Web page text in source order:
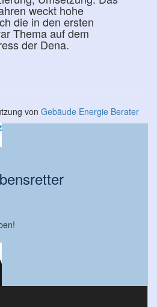
weckt hohe
die in den ersten
Thema auf dem
der Dena.
von Gebäude Energie Berater